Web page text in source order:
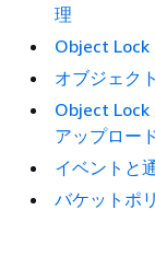
理
Object Lock
オブジェク
Object Lock
アップロー
イベントと
バケットポ